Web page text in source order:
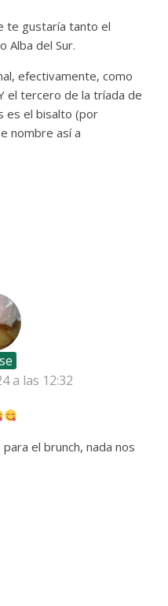
te gustaría tanto el
Alba del Sur.
efectivamente, como
el tercero de la tríada de
es el bisalto (por
nombre así a
a las 12:32
el brunch, nada nos